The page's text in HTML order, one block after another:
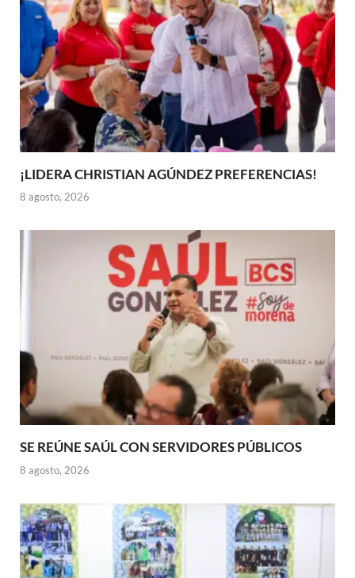
¡LIDERA CHRISTIAN AGÚNDEZ PREFERENCIAS!
8 agosto, 2026
SE REÚNE SAÚL CON SERVIDORES PÚBLICOS
8 agosto, 2026